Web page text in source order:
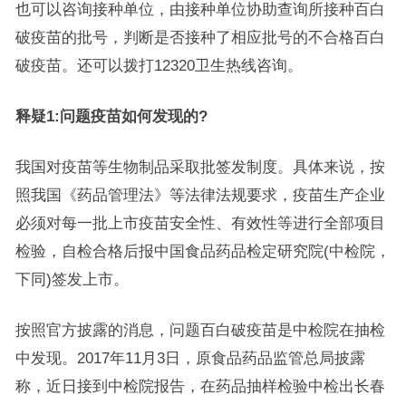
也可以咨询接种单位，由接种单位协助查询所接种百白
破疫苗的批号，判断是否接种了相应批号的不合格百白
破疫苗。还可以拨打12320卫生热线咨询。
释疑1:问题疫苗如何发现的?
我国对疫苗等生物制品采取批签发制度。具体来说，按
照我国《药品管理法》等法律法规要求，疫苗生产企业
必须对每一批上市疫苗安全性、有效性等进行全部项目
检验，自检合格后报中国食品药品检定研究院(中检院，
下同)签发上市。
按照官方披露的消息，问题百白破疫苗是中检院在抽检
中发现。2017年11月3日，原食品药品监管总局披露
称，近日接到中检院报告，在药品抽样检验中检出长春